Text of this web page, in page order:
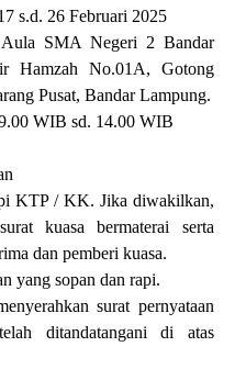
s.d. 26 Februari 2025
SMA Negeri 2 Bandar
Hamzah No.01A, Gotong
Pusat, Bandar Lampung.
WIB sd. 14.00 WIB
KTP / KK. Jika diwakilkan,
kuasa bermaterai serta
dan pemberi kuasa.
yang sopan dan rapi.
surat pernyataan
ditandatangani di atas